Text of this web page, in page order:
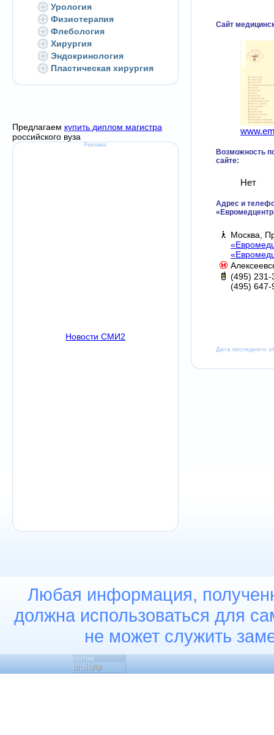
Урология
Физиотерапия
Флебология
Хирургия
Эндокринология
Пластическая хирургия
Предлагаем купить диплом магистра
российского вуза
Реклама:
Новости СМИ2
Сайт
Возможность
сайте:
Нет
Адрес и
Москва,
(495) 231-
(495) 647-
Дата последнего
Любая информация,
должна использоваться для
не может служить